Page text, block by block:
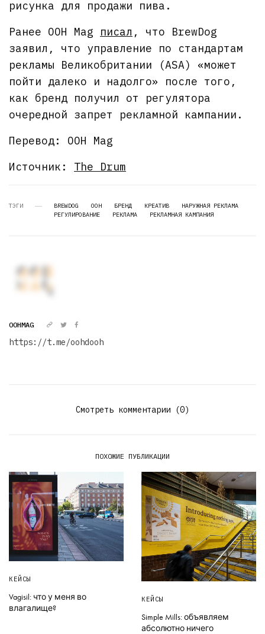
рисунка для продажи пива.
Ранее OOH Mag писал , что BrewDog
заявил, что управление по стандартам
рекламы Великобритании (ASA) «может
пойти далеко и надолго» после того,
как бренд получил от регулятора
очередной запрет рекламной кампании.
Перевод: OOH Mag
Источник: The Drum
ТЭГИ BREWDOG OOH БРЕНД КРЕАТИВ
НАРУЖНАЯ РЕКЛАМА
РЕГУЛИРОВАНИЕ
РЕКЛАМА РЕКЛАМНАЯ КАМПАНИЯ
OOHMAG
https://t.me/oohdooh
Смотреть комментарии (0)
ПОХОЖИЕ ПУБЛИКАЦИИ
КЕЙСЫ
Vagisil: что у меня во
влагалище?
КЕЙСЫ
Simple Mills: объявляем
абсолютно ничего